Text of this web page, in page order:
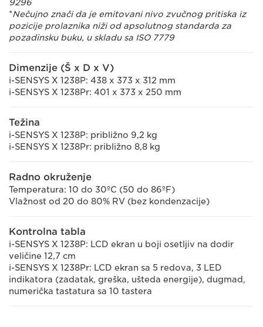
9296
*Nečujno znači da je emitovani nivo zvučnog pritiska iz
pozicije prolaznika niži od apsolutnog standarda za
pozadinsku buku, u skladu sa ISO 7779
Dimenzije (Š x D x V)
i-SENSYS X 1238P: 438 x 373 x 312 mm
i-SENSYS X 1238Pr: 401 x 373 x 250 mm
Težina
i-SENSYS X 1238P: približno 9,2 kg
i-SENSYS X 1238Pr: približno 8,8 kg
Radno okruženje
Temperatura: 10 do 30ºC (50 do 86ºF)
Vlažnost od 20 do 80% RV (bez kondenzacije)
Kontrolna tabla
i-SENSYS X 1238P: LCD ekran u boji osetljiv na dodir
veličine 12,7 cm
i-SENSYS X 1238Pr: LCD ekran sa 5 redova, 3 LED
indikatora (zadatak, greška, ušteda energije), dugmad,
numerička tastatura sa 10 tastera